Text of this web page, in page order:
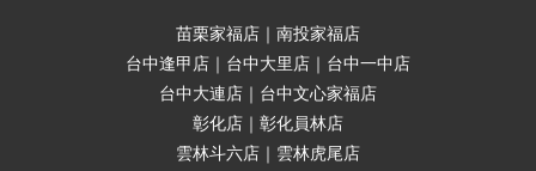
苗栗家福店｜南投家福店
台中逢甲店｜台中大里店｜台中一中店
台中大連店｜台中文心家福店
彰化店｜彰化員林店
雲林斗六店｜雲林虎尾店